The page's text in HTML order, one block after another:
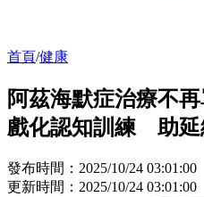
首頁/健康
阿茲海默症治療不
戲化認知訓練 助延
發布時間：2025/10/24 03:01:00
更新時間：2025/10/24 03:01:00